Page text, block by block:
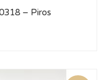
– Piros